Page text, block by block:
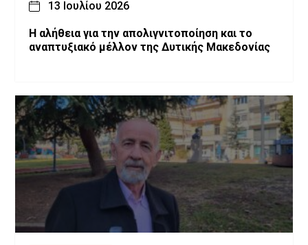
13 Ιουλίου 2026
Η αλήθεια για την απολιγνιτοποίηση και το
αναπτυξιακό μέλλον της Δυτικής Μακεδονίας